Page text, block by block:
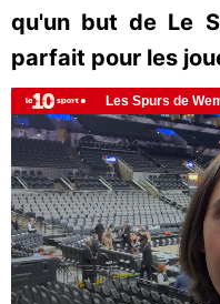
qu'un but de Le
parfait pour les